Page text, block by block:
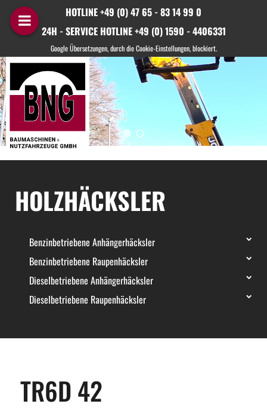
HOTLINE +49 (0) 47 65 - 83 14 99 0
24H - SERVICE HOTLINE +49 (0) 1590 - 4406331
HOLZHÄCKSLER
Benzinbetriebene Anhängerhäcksler
Benzinbetriebene Raupenhäcksler
Dieselbetriebene Anhängerhäcksler
Dieselbetriebene Raupenhäcksler
TR6D 42